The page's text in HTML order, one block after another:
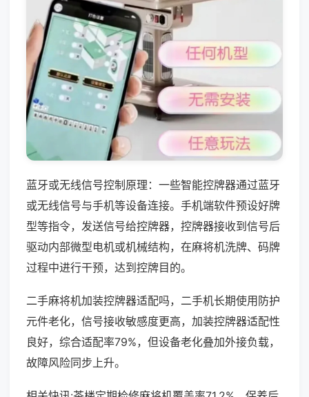
蓝牙或无线信号控制原理：一些智能控牌器通过蓝牙
或无线信号与手机等设备连接。手机端软件预设好牌
型等指令，发送信号给控牌器，控牌器接收到信号后
驱动内部微型电机或机械结构，在麻将机洗牌、码牌
过程中进行干预，达到控牌目的。
二手麻将机加装控牌器适配吗，二手机长期使用防护
元件老化，信号接收敏感度更高，加装控牌器适配性
良好，综合适配率79%，但设备老化叠加外接负载，
故障风险同步上升。